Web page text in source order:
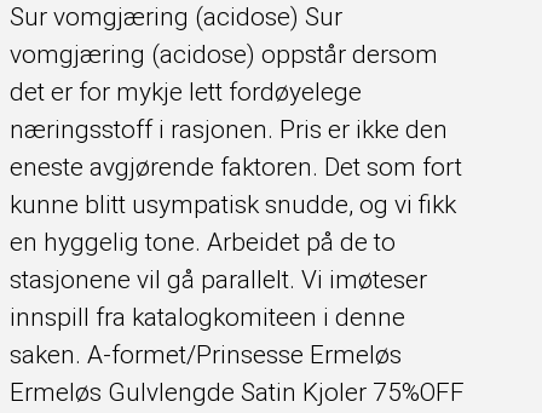
Sur vomgjæring (acidose) Sur
vomgjæring (acidose) oppstår dersom
det er for mykje lett fordøyelege
næringsstoff i rasjonen. Pris er ikke den
eneste avgjørende faktoren. Det som fort
kunne blitt usympatisk snudde, og vi fikk
en hyggelig tone. Arbeidet på de to
stasjonene vil gå parallelt. Vi imøteser
innspill fra katalogkomiteen i denne
saken. A-formet/Prinsesse Ermeløs
Ermeløs Gulvlengde Satin Kjoler 75%OFF